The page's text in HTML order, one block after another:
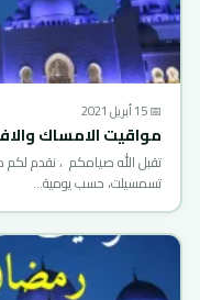
📅 15 أبريل 2021
مواقيت الامساك
تسمسيلت، حسب يومية…